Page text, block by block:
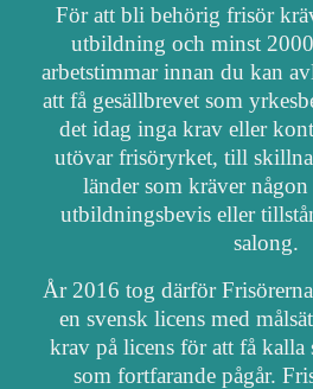
För att bli behörig frisör
utbildning och minst
arbetstimmar innan du kan
att få gesällbrevet som
det idag inga krav eller
utövar frisöryrket, till
länder som kräver
utbildningsbevis eller
salong.
År 2016 tog därför
en svensk licens med
krav på licens för att få kalla
som fortfarande pågår.